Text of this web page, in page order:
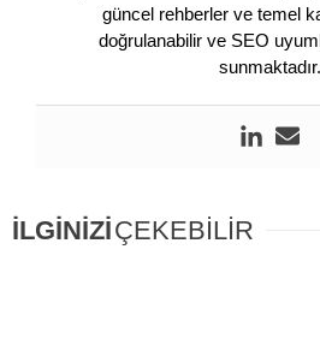
güncel rehberler ve temel
doğrulanabilir ve SEO
sunmaktadır.
İLGİNİZİÇEKEBİLİR